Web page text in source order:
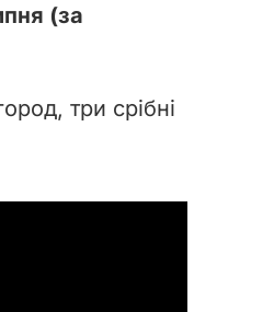
(за
три срібні